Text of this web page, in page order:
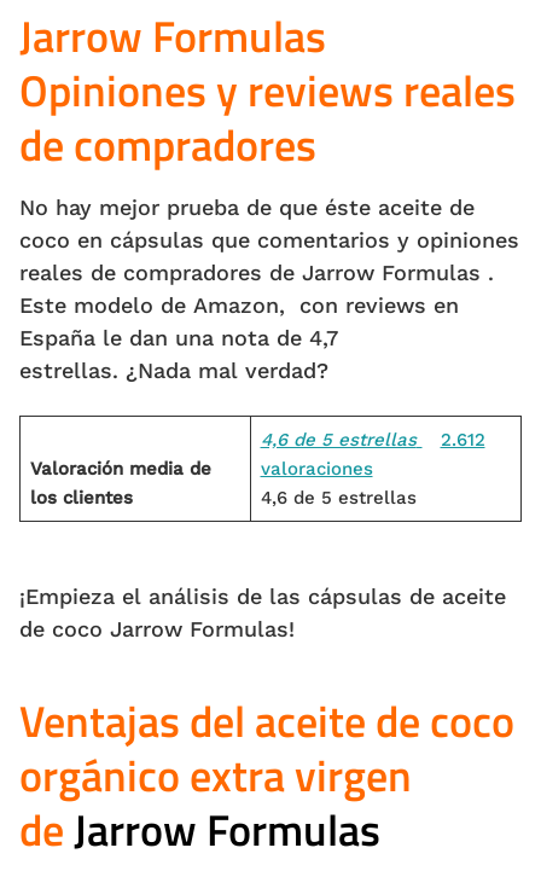
Jarrow Formulas
Opiniones y reviews reales
de compradores
No hay mejor prueba de que éste aceite de
coco en cápsulas que comentarios y opiniones
reales de compradores de Jarrow Formulas .
Este modelo de Amazon, con reviews en
España le dan una nota de 4,7
estrellas. ¿Nada mal verdad?
Valoración media de
los clientes
4,6 de 5 estrellas
2.612
valoraciones
4,6 de 5 estrellas
¡Empieza el análisis de las cápsulas de aceite
de coco Jarrow Formulas!
Ventajas del aceite de coco
orgánico extra virgen
deJarrow Formulas